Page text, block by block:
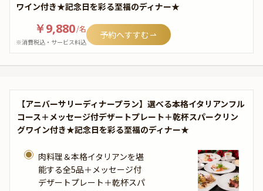
ワイン付き★記念日を彩る至福のディナー★
￥9,880/名
※消費税込・サービス料込
予約へすすむ
【アニバーサリーディナープラン】選べる本格イタリアンフル
コース＋メッセージ付デザートプレート＋乾杯スパークリン
グワイン付き★記念日を彩る至福のディナー★
肉料理＆本格イタリアンを堪
能する全5品＋メッセージ付
デザートプレート＋乾杯スパ